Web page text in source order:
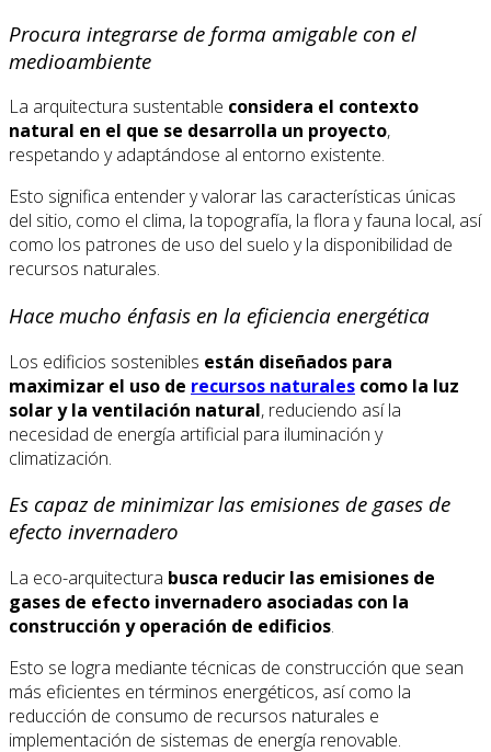
Procura integrarse de forma amigable con el
medioambiente
La arquitectura sustentable considera el contexto
natural en el que se desarrolla un proyecto,
respetando y adaptándose al entorno existente.
Esto significa entender y valorar las características únicas
del sitio, como el clima, la topografía, la flora y fauna local, así
como los patrones de uso del suelo y la disponibilidad de
recursos naturales.
Hace mucho énfasis en la eficiencia energética
Los edificios sostenibles están diseñados para
maximizar el uso de recursos naturales como la luz
solar y la ventilación natural, reduciendo así la
necesidad de energía artificial para iluminación y
climatización.
Es capaz de minimizar las emisiones de gases de
efecto invernadero
La eco-arquitectura busca reducir las emisiones de
gases de efecto invernadero asociadas con la
construcción y operación de edificios.
Esto se logra mediante técnicas de construcción que sean
más eficientes en términos energéticos, así como la
reducción de consumo de recursos naturales e
implementación de sistemas de energía renovable.